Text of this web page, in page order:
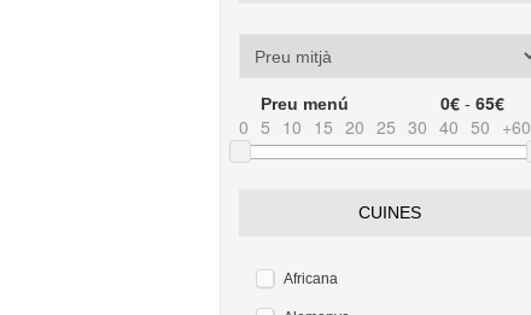
Preu menú 0€ - 65€
0 5 10 15 20 25 30 40 50 +60
CUINES
Africana